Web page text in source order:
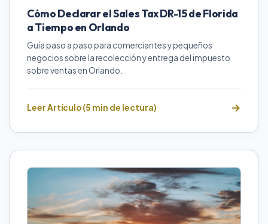
Cómo Declarar el Sales Tax DR-15 de Florida
a Tiempo en Orlando
Guía paso a paso para comerciantes y pequeños
negocios sobre la recolección y entrega del impuesto
sobre ventas en Orlando.
Leer Artículo (5 min de lectura)